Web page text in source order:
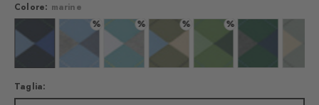
Colore: marine
marineColore: marine
%
Colore: sky blue
%
Colore: key largo
%
Colore: salvia
%
Taglia: